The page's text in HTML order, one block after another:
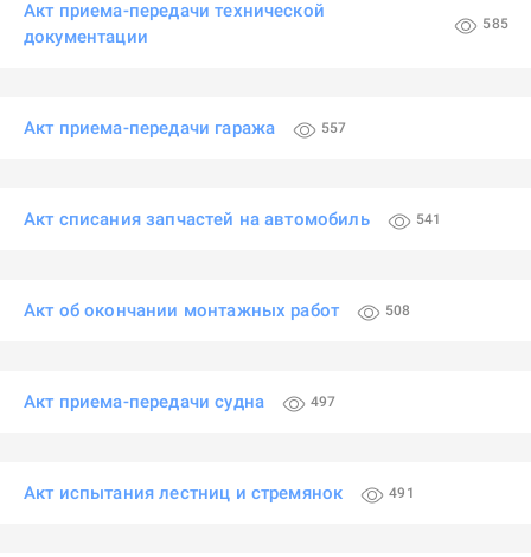
Акт приема-передачи технической
документации
585
Акт приема-передачи гаража 557
Акт списания запчастей на автомобиль 541
Акт об окончании монтажных работ 508
Акт приема-передачи судна 497
Акт испытания лестниц и стремянок 491